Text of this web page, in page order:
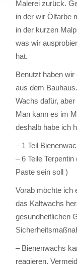
Malerei zurück.
in der wir Ölfarbe
in der kurzen
was wir
hat.
Benutzt haben
aus dem
Wachs dafür,
Man kann es im
deshalb habe ich
– 1 Teil
– 6 Teile
Paste sein soll )
Vorab möchte ich
das Kaltwachs
gesundheitlichen
– Bienenwachs
reagieren.